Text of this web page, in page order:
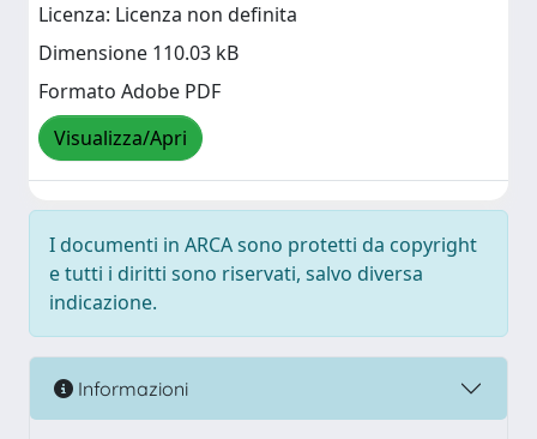
Licenza: Licenza non definita
Dimensione 110.03 kB
Formato Adobe PDF
Visualizza/Apri
I documenti in ARCA sono protetti da copyright
e tutti i diritti sono riservati, salvo diversa
indicazione.
Informazioni